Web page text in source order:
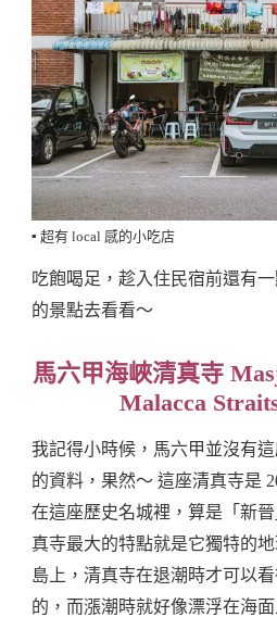
▪️ 超有 local 感的小吃店
吃飽喝足，趁入住民宿前還有
的景點去看看～
馬六甲海峽清真寺
Malacca
我記得小時候，馬六甲並沒有
的資料，果然～ 這座清真寺是
在這座歷史名城裡，算是「新
真寺最大的特點就是它獨特的
島上，清真寺在退潮時才可以看
的，而漲潮時就好像漂浮在海